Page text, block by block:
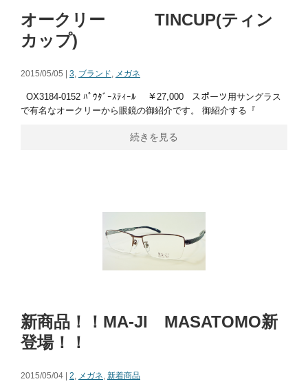
オークリー TINCUP(ティン
カップ)
2015/05/05 | 3, ブランド, メガネ
OX3184-0152 ﾊﾟｳﾀﾞｰｽﾃｨｰﾙ ￥27,000 スポーツ用サングラス
で有名なオークリーから眼鏡の御紹介です。 御紹介する『
続きを見る
新商品！！MA-JI MASATOMO新
登場！！
2015/05/04 | 2 メガネ 新着商品